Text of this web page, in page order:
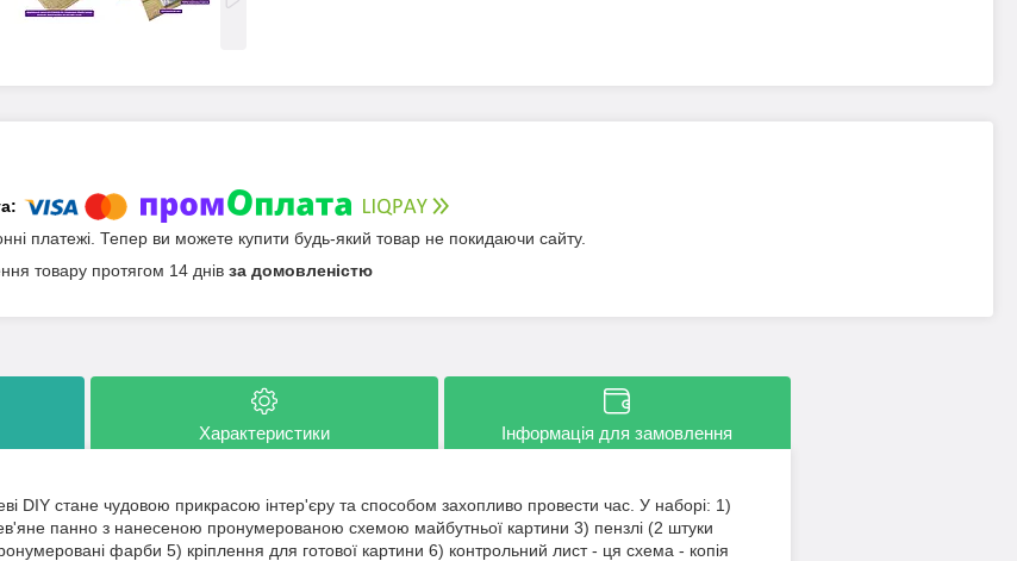
платежі. Тепер ви можете купити будь-який товар не покидаючи сайту.
товару протягом 14 днів за домовленістю
Характеристики Інформація для замовлення
DIY стане чудовою прикрасою інтер'єру та способом захопливо провести час. У наборі: 1)
панно з нанесеною пронумерованою схемою майбутньої картини 3) пензлі (2 штуки
фарби 5) кріплення для готової картини 6) контрольний лист - ця схема - копія